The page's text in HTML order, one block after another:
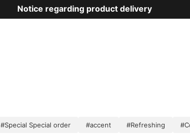
Notice regarding product delivery
#Special Special order #accent #Refreshing